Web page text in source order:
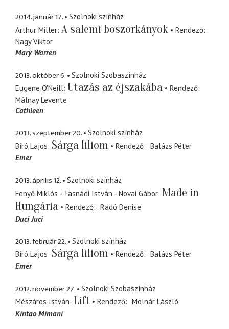
2014. január 17.
Szolnoki színház
Arthur Miller A salemi boszorkányok
Rendező
Nagy Viktor
Mary Warren
2013. október 6.
Szolnoki Szobaszínház
Eugene O'Neill Utazás az éjszakába
Rendező
Málnay Levente
Cathleen
2013. szeptember 20.
Szolnoki színház
Bíró Lajos Sárga liliom Rendező
Balázs Péter
Emer
2013. április 12.
Szolnoki színház
Fenyő Miklós - Tasnádi István - Novai Gábor Made in
Hungária
Rendező
Radó Denise
Duci Juci
2013. február 22.
Szolnoki színház
Bíró Lajos Sárga liliom Rendező
Balázs Péter
Emer
2012. november 27.
Szolnoki Szobaszínház
Mészáros István Lift Rendező
Molnár László
Kintao Mimani